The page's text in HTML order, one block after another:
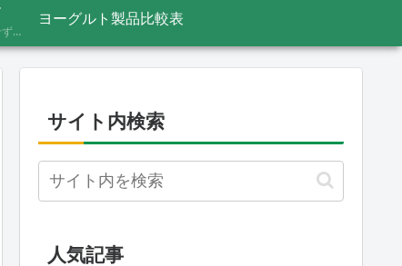
あふれる情報をうのみにせず、「これってほんと？」と一度立ち止まって見極めるための考え方を記録しています。ニュースの裏の読み解き方、詐欺やデマへの向き合い方など、サイト名「HONTO.NET」の原点となるテーマです。
ヨーグルト製品比較表
サイト内検索
人気記事